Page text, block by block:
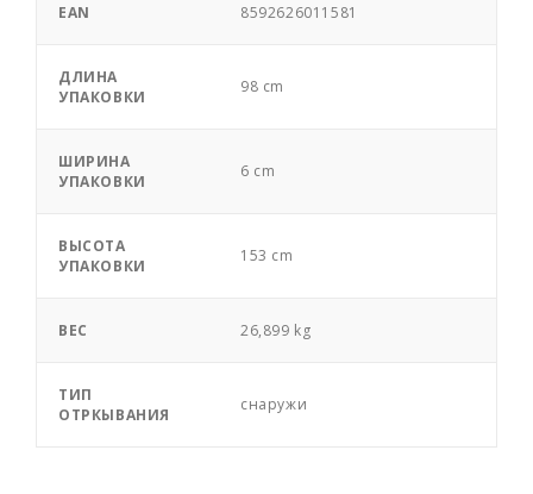
EAN 8592626011581
ДЛИНА
УПАКОВКИ
98 cm
ШИРИНА
УПАКОВКИ
6 cm
ВЫСОТА
УПАКОВКИ
153 cm
ВЕС 26,899 kg
ТИП
ОТРКЫВАНИЯ
снаружи